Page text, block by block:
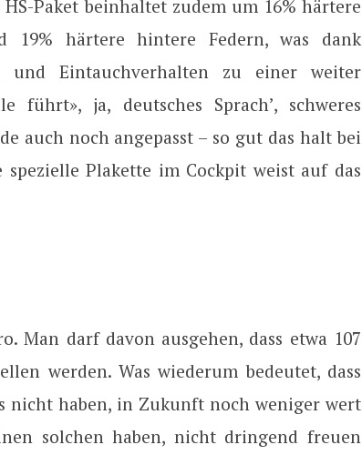
Paket beinhaltet zudem um 16% härtere
19% härtere hintere Federn, was dank
und Eintauchverhalten zu einer weiter
führt», ja, deutsches Sprach’, schweres
auch noch angepasst – so gut das halt bei
Plakette im Cockpit weist auf das
Man darf davon ausgehen, dass etwa 107
werden. Was wiederum bedeutet, dass
nicht haben, in Zukunft noch weniger wert
solchen haben, nicht dringend freuen